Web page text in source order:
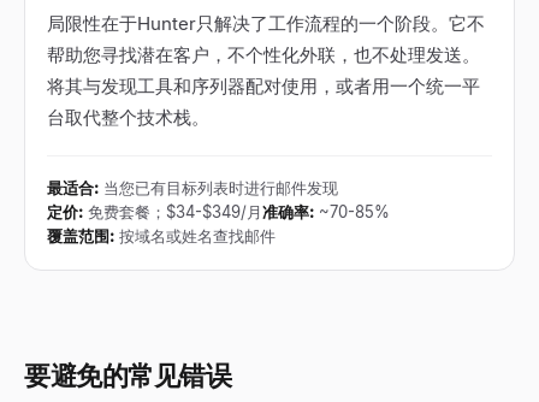
局限性在于Hunter只解决了工作流程的一个阶段。它不
帮助您寻找潜在客户，不个性化外联，也不处理发送。
将其与发现工具和序列器配对使用，或者用一个统一平
台取代整个技术栈。
最适合: 当您已有目标列表时进行邮件发现
定价: 免费套餐；$34-$349/月准确率: ~70-85%
覆盖范围: 按域名或姓名查找邮件
要避免的常见错误